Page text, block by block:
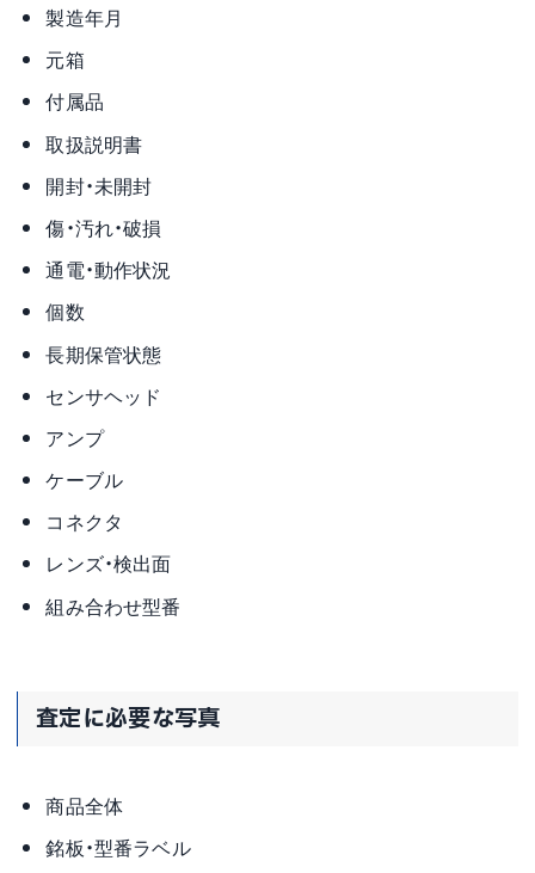
製造年月
元箱
付属品
取扱説明書
開封・未開封
傷・汚れ・破損
通電・動作状況
個数
長期保管状態
センサヘッド
アンプ
ケーブル
コネクタ
レンズ・検出面
組み合わせ型番
査定に必要な写真
商品全体
銘板・型番ラベル